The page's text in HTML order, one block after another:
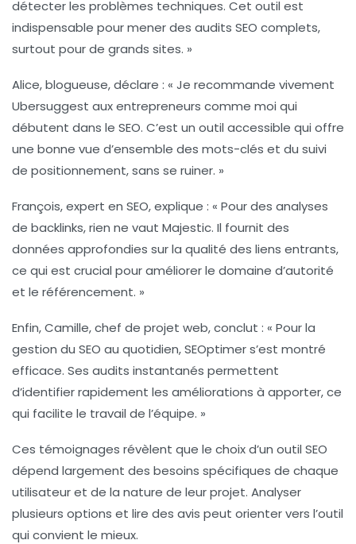
détecter les problèmes techniques. Cet outil est
indispensable pour mener des audits SEO complets,
surtout pour de grands sites. »
Alice, blogueuse, déclare : « Je recommande vivement
Ubersuggest aux entrepreneurs comme moi qui
débutent dans le SEO. C’est un outil accessible qui offre
une bonne vue d’ensemble des mots-clés et du suivi
de positionnement, sans se ruiner. »
François, expert en SEO, explique : « Pour des analyses
de backlinks, rien ne vaut Majestic. Il fournit des
données approfondies sur la qualité des liens entrants,
ce qui est crucial pour améliorer le domaine d’autorité
et le référencement. »
Enfin, Camille, chef de projet web, conclut : « Pour la
gestion du SEO au quotidien,SEOptimers’est montré
efficace. Ses audits instantanés permettent
d’identifier rapidement les améliorations à apporter, ce
qui facilite le travail de l’équipe. »
Ces témoignages révèlent que le choix d’un outil SEO
dépend largement des besoins spécifiques de chaque
utilisateur et de la nature de leur projet. Analyser
plusieurs options et lire des avis peut orienter vers l’outil
qui convient le mieux.